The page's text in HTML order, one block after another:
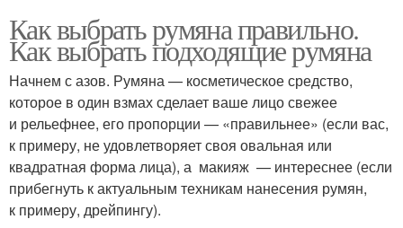
Как выбрать румяна правильно.
Как выбрать подходящие румяна
Начнем с азов. Румяна — косметическое средство,
которое в один взмах сделает ваше лицо свежее
и рельефнее, его пропорции — «правильнее» (если вас,
к примеру, не удовлетворяет своя овальная или
квадратная форма лица), а макияж — интереснее (если
прибегнуть к актуальным техникам нанесения румян,
к примеру, дрейпингу).